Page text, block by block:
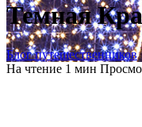
Темная
Блог путешественников
На чтение 1 мин